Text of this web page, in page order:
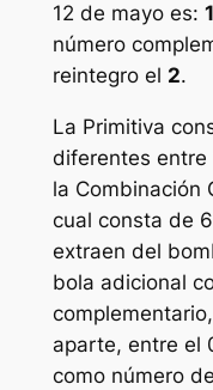
12 de mayo es:
número
reintegro el 2.
La Primitiva
diferentes
la Combinación
cual consta de
extraen del
bola adicional
aparte, entre el
como número